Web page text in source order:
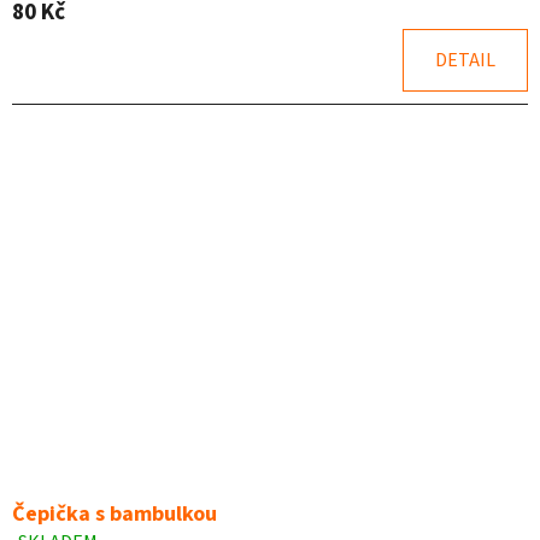
80 Kč
DETAIL
Čepička s bambulkou